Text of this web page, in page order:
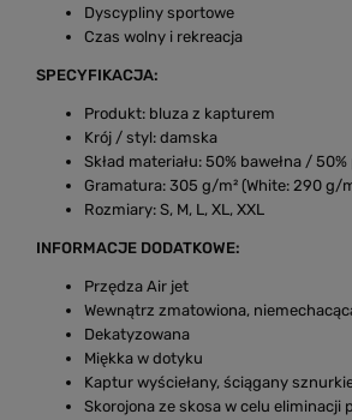
Dyscypliny sportowe
Czas wolny i rekreacja
SPECYFIKACJA:
Produkt: bluza z kapturem
Krój / styl: damska
Skład materiału: 50% bawełna /
Gramatura: 305 g/m² (White: 290 g/
Rozmiary: S, M, L, XL, XXL
INFORMACJE DODATKOWE:
Przędza Air jet
Wewnątrz zmatowiona,
Dekatyzowana
Miękka w dotyku
Kaptur wyściełany, ściągany
Skorojona ze skosa w celu eliminacji